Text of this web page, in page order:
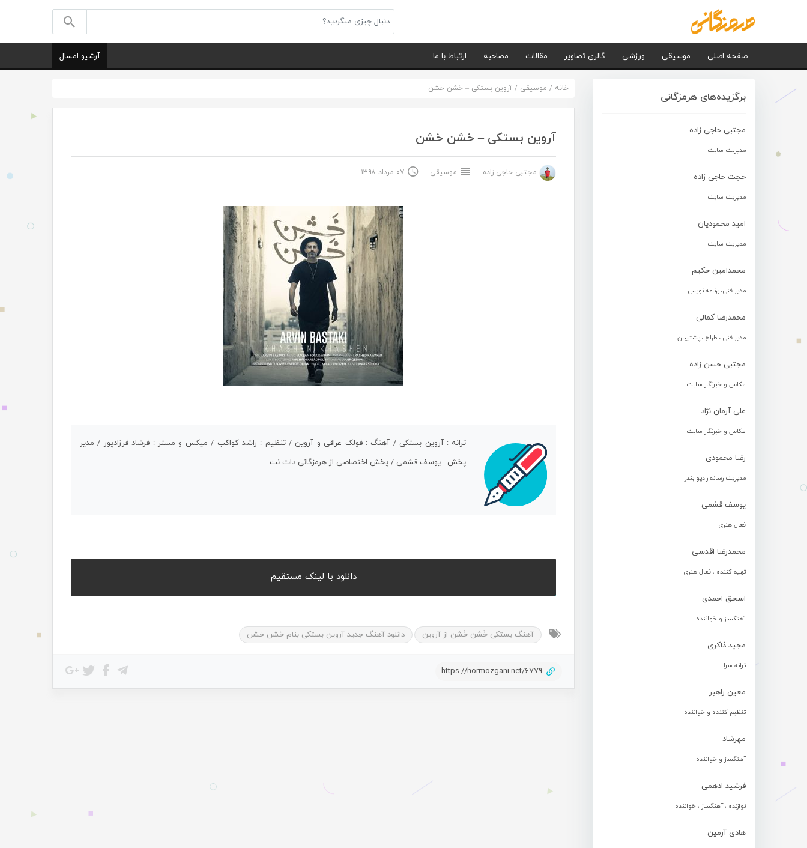
صفحه اصلی موسیقی ورزشی گالری تصاویر مقالات مصاحبه ارتباط با ما آرشیو امسال
برگزیده‌های هرمزگانی
مجتبی حاجی زاده
مدیریت سایت
حجت حاجی زاده
مدیریت سایت
امید محمودیان
مدیریت سایت
محمدامین حکیم
مدیر فنی، برنامه نویس
محمدرضا کمالی
مدیر فنی ، طراح ، پشتیبان
مجتبی حسن زاده
عکاس و خبرنگار سایت
علی آرمان نژاد
عکاس و خبرنگار سایت
رضا محمودی
مدیریت رسانه رادیو بندر
یوسف قشمی
فعال هنری
محمدرضا اقدسی
تهیه کننده ، فعال هنری
اسحق احمدی
آهنگساز و خواننده
مجید ذاکری
ترانه سرا
معین راهبر
تنظیم کننده و خواننده
مهرشاد
آهنگساز و خواننده
فرشید ادهمی
نوازنده ، آهنگساز ، خواننده
هادی آرمین
خانه / موسیقی / آروین بستکی – خشن خشن
آروین بستکی – خشن خشن
مجتبی حاجی زاده موسیقی ۰۷ مرداد ۱۳۹۸
.
ترانه : آروین بستکی / آهنگ : فولک عراقی و آروین / تنظیم : راشد کواکب / میکس و مستر : فرشاد فرزادپور / مدیر
پخش : یوسف قشمی / پخش اختصاصی از هرمزگانی دات نت
دانلود با لینک مستقیم
آهنگ بستکی خَشن خَشن از آروین دانلود آهنگ جدید آروین بستکی بنام خشن خشن
https://hormozgani.net/6779